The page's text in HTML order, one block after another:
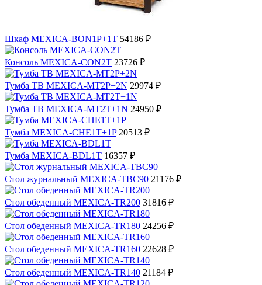
Шкаф MEXICA-BON1P+1T 54186 ₽
Консоль MEXICA-CON2T 23726 ₽
Тумба ТВ MEXICA-MT2P+2N 29974 ₽
Тумба ТВ MEXICA-MT2T+1N 24950 ₽
Тумба MEXICA-CHE1T+1P 20513 ₽
Тумба MEXICA-BDL1T 16357 ₽
Стол журнальный MEXICA-TBC90 21176 ₽
Стол обеденный MEXICA-TR200 31816 ₽
Стол обеденный MEXICA-TR180 24256 ₽
Стол обеденный MEXICA-TR160 22628 ₽
Стол обеденный MEXICA-TR140 21184 ₽